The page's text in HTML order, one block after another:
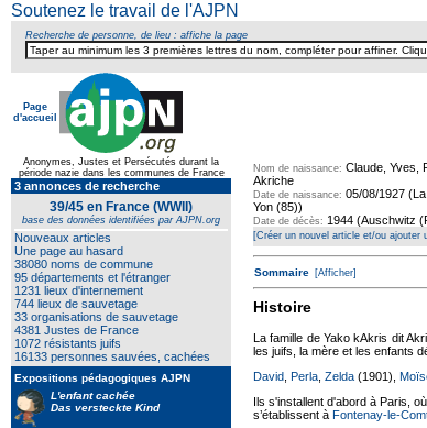
Soutenez le travail de l'AJPN
Recherche de personne, de lieu : affiche la page
Page
d'accueil
Anonymes, Justes et Persécutés durant la
période nazie dans les communes de France
3 annonces de recherche
39/45 en France (WWII)
base des données identifiées par AJPN.org
Nouveaux articles
Une page au hasard
38080 noms de commune
95 départements et l'étranger
1231 lieux d'internement
744 lieux de sauvetage
33 organisations de sauvetage
4381 Justes de France
1072 résistants juifs
16133 personnes sauvées, cachées
Expositions pédagogiques AJPN
L'enfant cachée
Das versteckte Kind
Nom de naissance: Claude, Yves,
Akriche
Date de naissance: 05/08/1927
Yon (85))
Date de décès: 1944 (Auschwitz
[Créer un nouvel article et/ou ajouter
Sommaire [Afficher]
Histoire
La famille de Yako kAkris dit
les juifs, la mère et les enfants
David Perla Zelda (1901),
Ils s'installent d'abord à Paris,
s’établissent à Fontenay-le-